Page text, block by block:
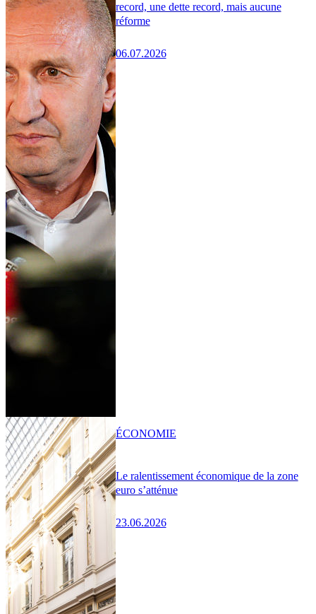
record, une dette record, mais aucune
réforme
06.07.2026
Le ralentissement économique de la zone
euro s’atténue
23.06.2026
ÉCONOMIE